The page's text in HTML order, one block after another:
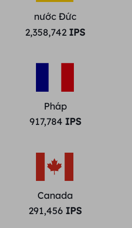
nước Đức
2,358,742 IPS
Pháp
917,784 IPS
Canada
291,456 IPS